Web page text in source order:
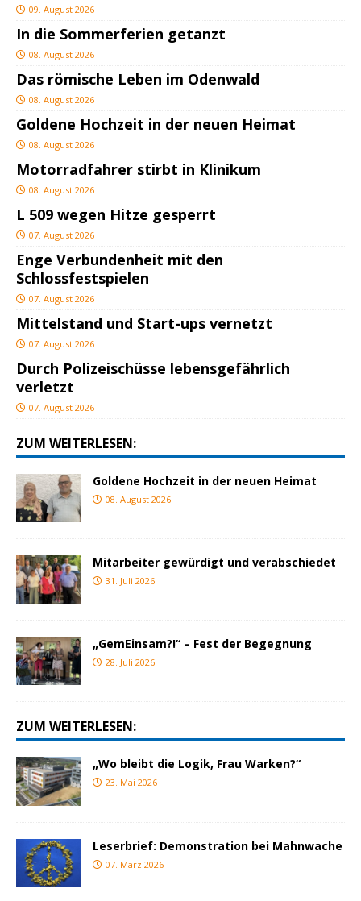
09. August 2026
In die Sommerferien getanzt
08. August 2026
Das römische Leben im Odenwald
08. August 2026
Goldene Hochzeit in der neuen Heimat
08. August 2026
Motorradfahrer stirbt in Klinikum
08. August 2026
L 509 wegen Hitze gesperrt
07. August 2026
Enge Verbundenheit mit den
Schlossfestspielen
07. August 2026
Mittelstand und Start-ups vernetzt
07. August 2026
Durch Polizeischüsse lebensgefährlich
verletzt
07. August 2026
ZUM WEITERLESEN:
Goldene Hochzeit in der neuen Heimat
08. August 2026
Mitarbeiter gewürdigt und verabschiedet
31. Juli 2026
„GemEinsam?!“ – Fest der Begegnung
28. Juli 2026
ZUM WEITERLESEN:
„Wo bleibt die Logik, Frau Warken?“
23. Mai 2026
Leserbrief: Demonstration bei Mahnwache
07. März 2026